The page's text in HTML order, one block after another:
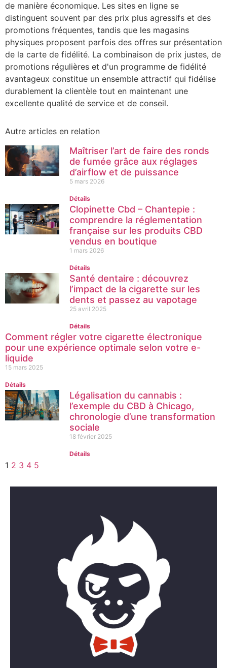
de manière économique. Les sites en ligne se
distinguent souvent par des prix plus agressifs et des
promotions fréquentes, tandis que les magasins
physiques proposent parfois des offres sur présentation
de la carte de fidélité. La combinaison de prix justes, de
promotions régulières et d'un programme de fidélité
avantageux constitue un ensemble attractif qui fidélise
durablement la clientèle tout en maintenant une
excellente qualité de service et de conseil.
Autre articles en relation
Maîtriser l’art de faire des ronds
de fumée grâce aux réglages
d’airflow et de puissance
5 mars 2026
Détails
Clopinette Cbd – Chantepie :
comprendre la réglementation
française sur les produits CBD
vendus en boutique
1 mars 2026
Détails
Santé dentaire : découvrez
l’impact de la cigarette sur les
dents et passez au vapotage
25 avril 2025
Détails
Comment régler votre cigarette électronique
pour une expérience optimale selon votre e-
liquide
15 mars 2025
Détails
Légalisation du cannabis :
l’exemple du CBD à Chicago,
chronologie d’une transformation
sociale
18 février 2025
Détails
1 2 3 4 5